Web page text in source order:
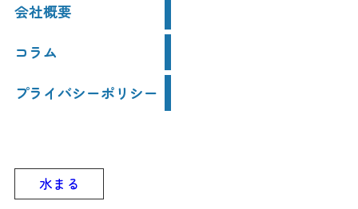
会社概要
コラム
プライバシーポリシー
水まる